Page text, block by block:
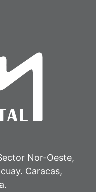
Nor-Oeste,
Caracas,